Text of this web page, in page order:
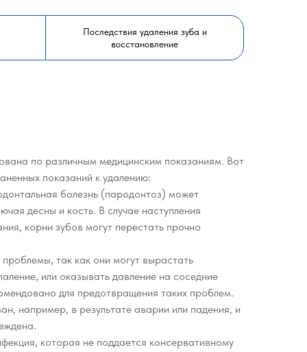
Последствия удаления зуба и
восстановление
по различным медицинским показаниям. Вот
показаний к удалению:
болезнь (пародонтоз) может
десны и кость. В случае наступления
корни зубов могут перестать прочно
так как они могут вырастать
или оказывать давление на соседние
для предотвращения таких проблем.
например, в результате аварии или падения, и
которая не поддается консервативному